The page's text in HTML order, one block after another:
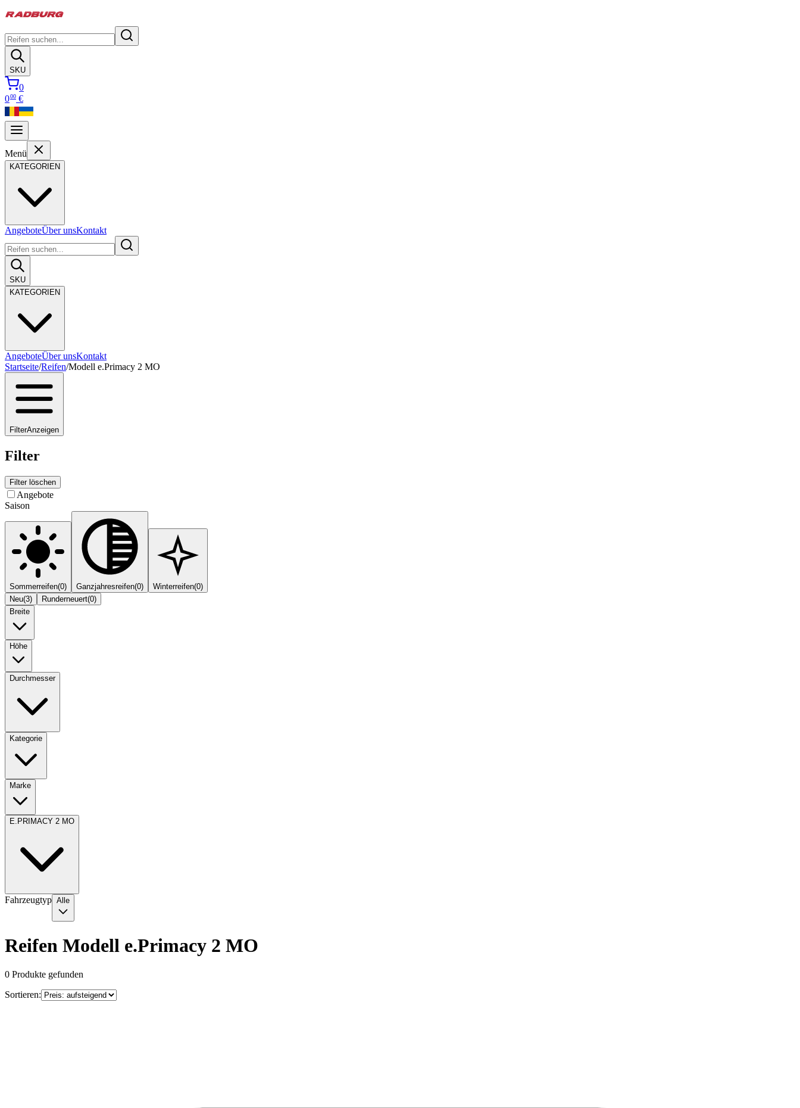
SKU
0
000 €
Menü
KATEGORIEN
AngeboteÜber unsKontakt
SKU
KATEGORIEN
AngeboteÜber unsKontakt
Startseite/Reifen/Modell e.Primacy 2 MO
FilterAnzeigen
Filter
Filter löschen
Angebote
Saison
Sommerreifen(0) Ganzjahresreifen(0) Winterreifen(0)
Neu(3) Runderneuert(0)
Breite
Höhe
Durchmesser
Kategorie
Marke
E.PRIMACY 2 MO
Fahrzeugtyp Alle
Reifen Modell e.Primacy 2 MO
0 Produkte gefunden
Sortieren: